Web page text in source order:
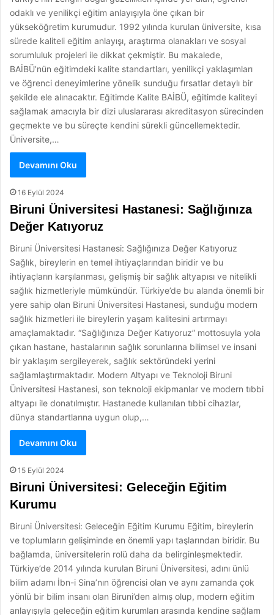
odaklı ve yenilikçi eğitim anlayışıyla öne çıkan bir
yükseköğretim kurumudur. 1992 yılında kurulan üniversite, kısa
sürede kaliteli eğitim anlayışı, araştırma olanakları ve sosyal
sorumluluk projeleri ile dikkat çekmiştir. Bu makalede,
BAİBÜ’nün eğitimdeki kalite standartları, yenilikçi yaklaşımları
ve öğrenci deneyimlerine yönelik sunduğu fırsatlar detaylı bir
şekilde ele alınacaktır. Eğitimde Kalite BAİBÜ, eğitimde kaliteyi
sağlamak amacıyla bir dizi uluslararası akreditasyon sürecinden
geçmekte ve bu süreçte kendini sürekli güncellemektedir.
Üniversite,…
Devamını Oku
16 Eylül 2024
Biruni Üniversitesi Hastanesi: Sağlığınıza
Değer Katıyoruz
Biruni Üniversitesi Hastanesi: Sağlığınıza Değer Katıyoruz
Sağlık, bireylerin en temel ihtiyaçlarından biridir ve bu
ihtiyaçların karşılanması, gelişmiş bir sağlık altyapısı ve nitelikli
sağlık hizmetleriyle mümkündür. Türkiye’de bu alanda önemli bir
yere sahip olan Biruni Üniversitesi Hastanesi, sunduğu modern
sağlık hizmetleri ile bireylerin yaşam kalitesini artırmayı
amaçlamaktadır. “Sağlığınıza Değer Katıyoruz” mottosuyla yola
çıkan hastane, hastalarının sağlık sorunlarına bilimsel ve insani
bir yaklaşım sergileyerek, sağlık sektöründeki yerini
sağlamlaştırmaktadır. Modern Altyapı ve Teknoloji Biruni
Üniversitesi Hastanesi, son teknoloji ekipmanlar ve modern tıbbi
altyapı ile donatılmıştır. Hastanede kullanılan tıbbi cihazlar,
dünya standartlarına uygun olup,…
Devamını Oku
15 Eylül 2024
Biruni Üniversitesi: Geleceğin Eğitim
Kurumu
Biruni Üniversitesi: Geleceğin Eğitim Kurumu Eğitim, bireylerin
ve toplumların gelişiminde en önemli yapı taşlarından biridir. Bu
bağlamda, üniversitelerin rolü daha da belirginleşmektedir.
Türkiye’de 2014 yılında kurulan Biruni Üniversitesi, adını ünlü
bilim adamı İbn-i Sina’nın öğrencisi olan ve aynı zamanda çok
yönlü bir bilim insanı olan Biruni’den almış olup, modern eğitim
anlayışıyla geleceğin eğitim kurumları arasında kendine sağlam